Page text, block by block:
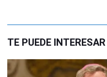
TE PUEDE INTERESAR